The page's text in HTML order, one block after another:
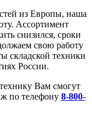
из Европы, наша
Ассортимент
снизился, сроки
свою работу
складской техники
России.
Вам смогут
по телефону 8-800-